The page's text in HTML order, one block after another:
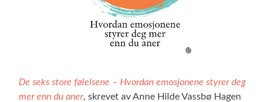
De seks store følelsene – Hvordan emosjonene styrer deg
mer enn du aner, skrevet av Anne Hilde Vassbø Hagen